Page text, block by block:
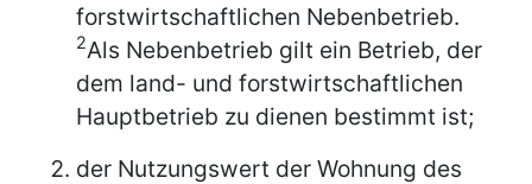
forstwirtschaftlichen Nebenbetrieb.
2Als Nebenbetrieb gilt ein Betrieb, der
dem land- und forstwirtschaftlichen
Hauptbetrieb zu dienen bestimmt ist;
der Nutzungswert der Wohnung des